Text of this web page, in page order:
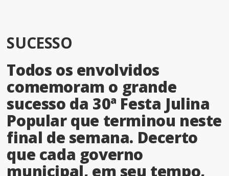
SUCESSO
Todos os envolvidos
comemoram o grande
sucesso da 30ª Festa Julina
Popular que terminou neste
final de semana. Decerto
que cada governo
municipal, em seu tempo,